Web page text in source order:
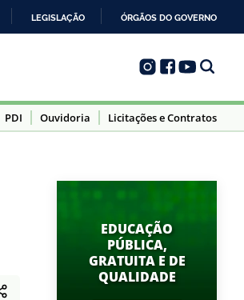
LEGISLAÇÃO ÓRGÃOS DO GOVERNO
PDI Ouvidoria Licitações e Contratos
EDUCAÇÃO
PÚBLICA,
GRATUITA E DE
QUALIDADE